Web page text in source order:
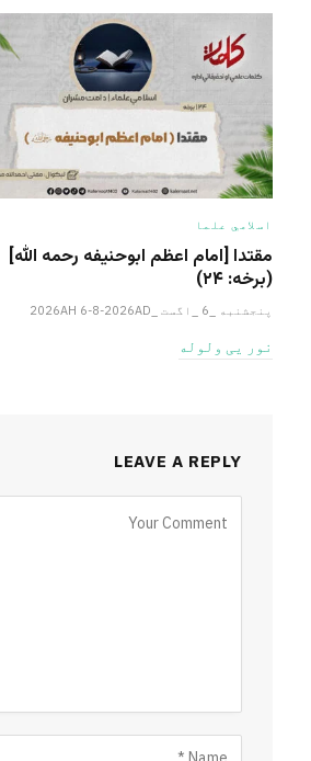
اسلامي علما
مقتدا [امام اعظم ابوحنیفه رحمه الله‎]
(برخه: ۲۴)
پنجشنبه _6 _اگست _2026AH 6-8-2026AD
نور یی ولوله
LEAVE A REPLY